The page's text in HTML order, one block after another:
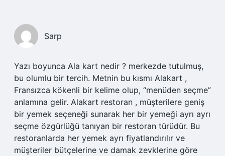
Sarp
Yazı boyunca Ala kart nedir ? merkezde tutulmuş,
bu olumlu bir tercih. Metnin bu kısmı Alakart ,
Fransızca kökenli bir kelime olup, “menüden seçme”
anlamına gelir. Alakart restoran , müşterilere geniş
bir yemek seçeneği sunarak her bir yemeği ayrı ayrı
seçme özgürlüğü tanıyan bir restoran türüdür. Bu
restoranlarda her yemek ayrı fiyatlandırılır ve
müşteriler bütçelerine ve damak zevklerine göre